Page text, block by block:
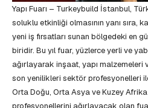
Yapı Fuarı – Turkeybuild İstanbul,
soluklu etkinliği olmasının yanı sıra,
yeni iş fırsatları sunan bölgedeki en
biridir. Bu yıl fuar, yüzlerce yerli ve
ağırlayarak inşaat, yapı malzemeleri
son yenilikleri sektör profesyonelleri
Orta Doğu, Orta Asya ve Kuzey
profesyonellerini ağırlayacak olan